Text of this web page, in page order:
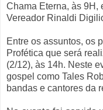
Chama Eterna, às 9H,
Vereador Rinaldi
Entre os assuntos, os
Profética que será
(2/12), às 14h. Neste
gospel como Tales
bandas e cantores da